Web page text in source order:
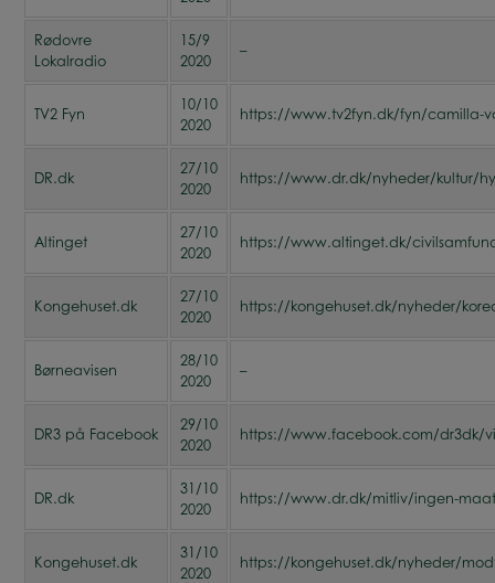
Rødovre
Lokalradio
15/9
2020
–
TV2 Fyn
10/10
2020
https://www.tv2fyn.dk/fyn/camilla-
DR.dk
27/10
2020
https://www.dr.dk/nyheder/kultur/
Altinget
27/10
2020
https://www.altinget.dk/
Kongehuset.dk
27/10
2020
https://kongehuset.dk/nyheder/
Børneavisen
28/10
2020
–
DR3 på Facebook
29/10
2020
https://www.facebook.com/dr3dk/
DR.dk
31/10
2020
https://www.dr.dk/mitliv/ingen-
Kongehuset.dk
31/10
2020
https://kongehuset.dk/nyheder/